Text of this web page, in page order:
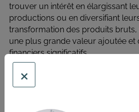
trouver un intérêt en élargissant
productions ou en diversifiant
transformation des produits bruts,
une plus grande valeur ajoutée et
financiers significatifs.
Outre ses bénéfices économiques,
diversification,
écosystèmes
×